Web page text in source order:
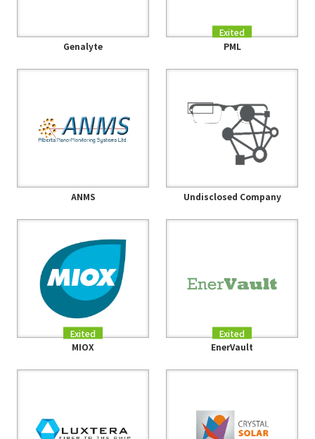
Genalyte
Exited
PML
ANMS Undisclosed Company
Exited
MIOX
Exited
EnerVault